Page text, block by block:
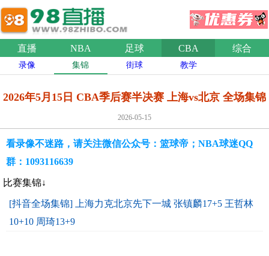
直播 NBA 足球 CBA 综合
录像 集锦 街球 教学
2026年5月15日 CBA季后赛半决赛 上海vs北京 全场集锦
2026-05-15
看录像不迷路，请关注微信公众号：篮球帝；NBA球迷QQ
群：1093116639
比赛集锦↓
[抖音全场集锦] 上海力克北京先下一城 张镇麟17+5 王哲林
10+10 周琦13+9